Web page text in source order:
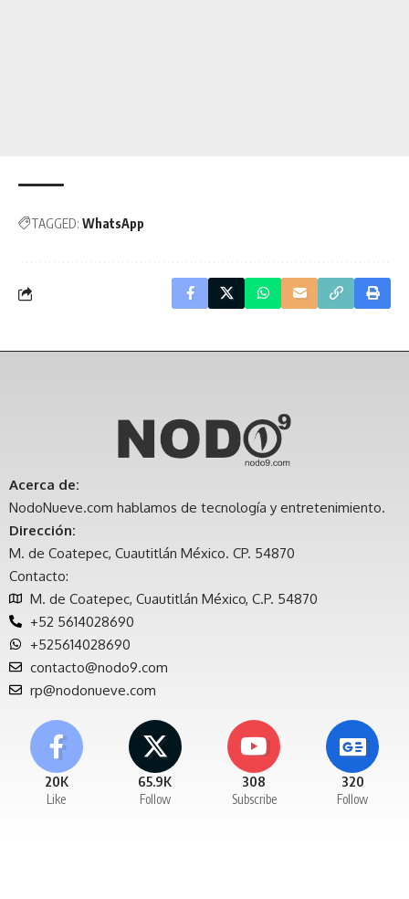
TAGGED: WhatsApp
Acerca de:
NodoNueve.com hablamos de tecnología y entretenimiento.
Dirección:
M. de Coatepec, Cuautitlán México. CP. 54870
Contacto:
M. de Coatepec, Cuautitlán México, C.P. 54870
+52 5614028690
+525614028690
contacto@nodo9.com
rp@nodonueve.com
20K
Like
65.9K
Follow
308
Subscribe
320
Follow